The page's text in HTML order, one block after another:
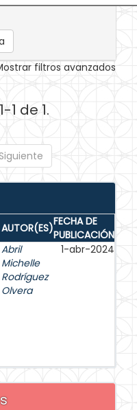
filtros avanzados
1 de 1.
Siguiente
AUTOR(ES)FECHA DE
PUBLICACIÓN
Abril
Michelle
Rodríguez
Olvera
1-abr-2024